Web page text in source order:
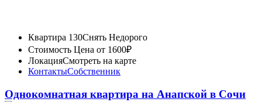
Квартира 130Снять Недорого
Стоимость Цена от 1600₽
ЛокацияСмотреть на карте
КонтактыСобственник
Однокомнатная квартира на Анапской в Сочи